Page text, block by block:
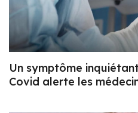
Un symptôme
Covid alerte les